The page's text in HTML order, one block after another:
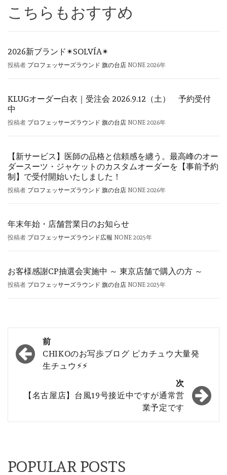
こちらもおすすめ
2026新ブランド✴︎SOLVÍA✴︎
投稿者 プロフェッサーズラウンド 旗の台店 NONE 2026年
KLUGオーダー白衣｜受注会 2026.9.12（土） 予約受付
中
投稿者 プロフェッサーズラウンド 旗の台店 NONE 2026年
【新サービス】医師の品格と信頼感を纏う。最高峰のオー
ダースーツ・ジャケットのカスタムオーダーを【事前予約
制】で受付開始いたしました！
投稿者 プロフェッサーズラウンド 旗の台店 NONE 2026年
年末年始・店舗営業日のお知らせ
投稿者 プロフェッサーズラウンド広報 NONE 2025年
お客様感謝CP抽選会実施中 ～ 東京店舗で購入の方 ～
投稿者 プロフェッサーズラウンド 旗の台店 NONE 2025年
投
稿
ョ
前
CHIKOのお写歩ブログ ピカチュウ大量発
生チュウ⚡︎⚡︎
次
【名古屋店】台風19号接近中ですが通常営
業予定です
POPULAR POSTS